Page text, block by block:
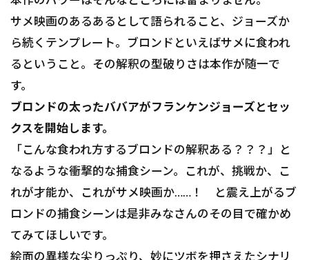
サメ映画のあるあるとして語られること、ジョーズか
ら続くテンプレート。ブロンドといえばサメに食われ
るということ。その解釈の型破りさは本作が随一で
す。
ブロンドの太ったババアがフランケンジョーズとセッ
クスを開始します。
「こんな食われ方するブロンドの解釈ある？？？」と
なるような衝撃的な捕食シーン。これが、挑戦か、こ
れが才能か、これがサメ映画か……！ と震え上がるブ
ロンドの捕食シーンは是非みなさんのその目で確かめ
てみてほしいです。
絵面の異様な尖りっぷり、妙にツボを押さえたシナリ